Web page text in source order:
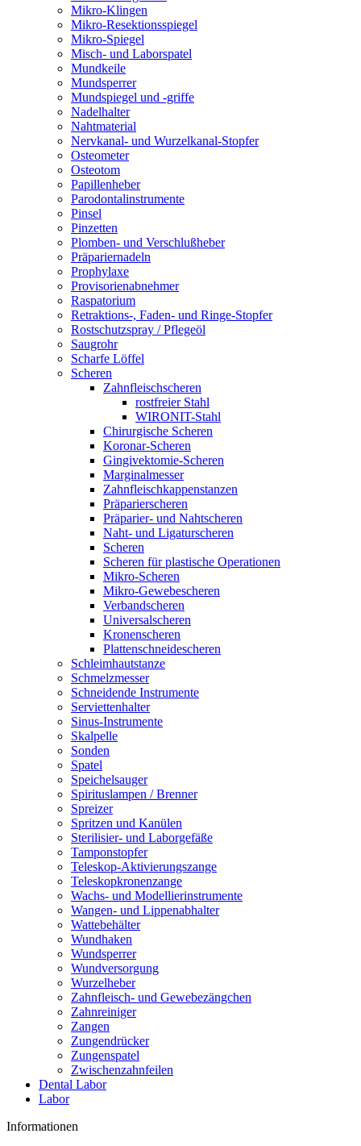
Mikro-Klingen
Mikro-Resektionsspiegel
Mikro-Spiegel
Misch- und Laborspatel
Mundkeile
Mundsperrer
Mundspiegel und -griffe
Nadelhalter
Nahtmaterial
Nervkanal- und Wurzelkanal-Stopfer
Osteometer
Osteotom
Papillenheber
Parodontalinstrumente
Pinsel
Pinzetten
Plomben- und Verschlußheber
Präpariernadeln
Prophylaxe
Provisorienabnehmer
Raspatorium
Retraktions-, Faden- und Ringe-Stopfer
Rostschutzspray / Pflegeöl
Saugrohr
Scharfe Löffel
Scheren
Zahnfleischscheren
rostfreier Stahl
WIRONIT-Stahl
Chirurgische Scheren
Koronar-Scheren
Gingivektomie-Scheren
Marginalmesser
Zahnfleischkappenstanzen
Präparierscheren
Präparier- und Nahtscheren
Naht- und Ligaturscheren
Scheren
Scheren für plastische Operationen
Mikro-Scheren
Mikro-Gewebescheren
Verbandscheren
Universalscheren
Kronenscheren
Plattenschneidescheren
Schleimhautstanze
Schmelzmesser
Schneidende Instrumente
Serviettenhalter
Sinus-Instrumente
Skalpelle
Sonden
Spatel
Speichelsauger
Spirituslampen / Brenner
Spreizer
Spritzen und Kanülen
Sterilisier- und Laborgefäße
Tamponstopfer
Teleskop-Aktivierungszange
Teleskopkronenzange
Wachs- und Modellierinstrumente
Wangen- und Lippenabhalter
Wattebehälter
Wundhaken
Wundsperrer
Wundversorgung
Wurzelheber
Zahnfleisch- und Gewebezängchen
Zahnreiniger
Zangen
Zungendrücker
Zungenspatel
Zwischenzahnfeilen
Dental Labor
Labor
Informationen